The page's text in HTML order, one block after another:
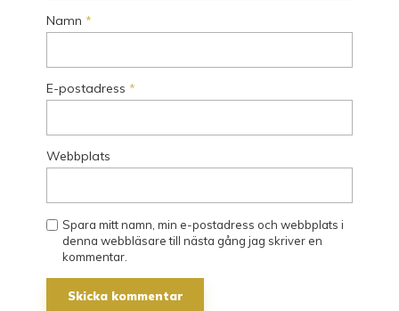
Namn *
E-postadress *
Webbplats
Spara mitt namn, min e-postadress och webbplats i
denna webbläsare till nästa gång jag skriver en
kommentar.